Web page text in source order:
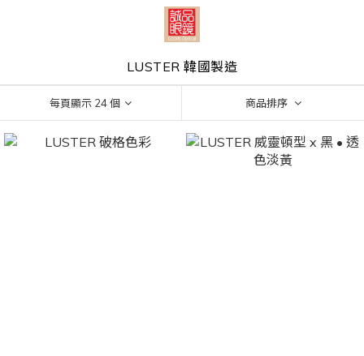
LUSTER 韓國製造
每頁顯示 24 個 商品排序